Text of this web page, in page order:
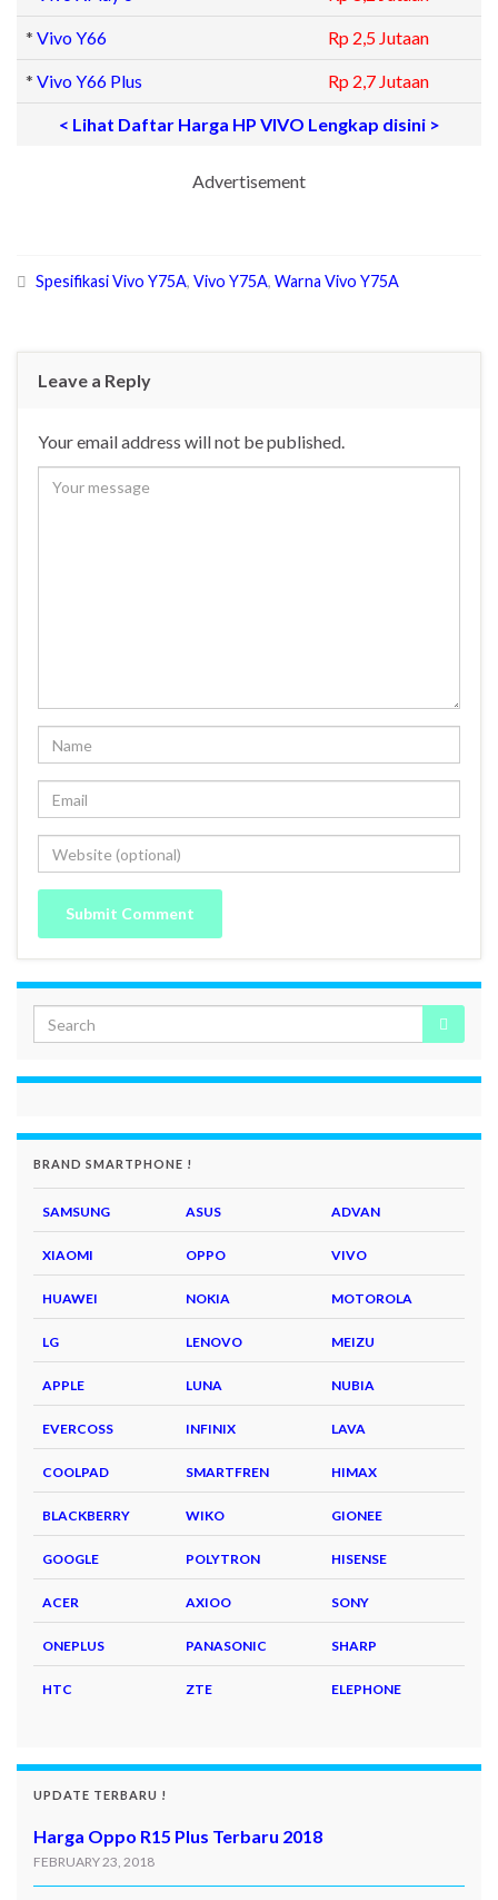
* Vivo Y66 Rp 2,5 Jutaan
* Vivo Y66 Plus Rp 2,7 Jutaan
< Lihat Daftar Harga HP VIVO Lengkap disini >
Advertisement
Spesifikasi Vivo Y75A, Vivo Y75A, Warna Vivo Y75A
Leave a Reply
Your email address will not be published.
BRAND SMARTPHONE !
SAMSUNG ASUS ADVAN
XIAOMI OPPO VIVO
HUAWEI NOKIA MOTOROLA
LG LENOVO MEIZU
APPLE LUNA NUBIA
EVERCOSS INFINIX LAVA
COOLPAD SMARTFREN HIMAX
BLACKBERRY WIKO GIONEE
GOOGLE POLYTRON HISENSE
ACER AXIOO SONY
ONEPLUS PANASONIC SHARP
HTC ZTE ELEPHONE
UPDATE TERBARU !
Harga Oppo R15 Plus Terbaru 2018
FEBRUARY 23, 2018